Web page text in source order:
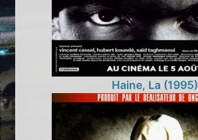
Haine, La (1995)